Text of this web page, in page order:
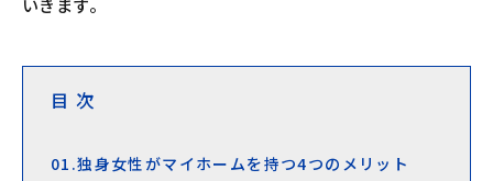
いきます。
目 次
01.独身女性がマイホームを持つ4つのメリット